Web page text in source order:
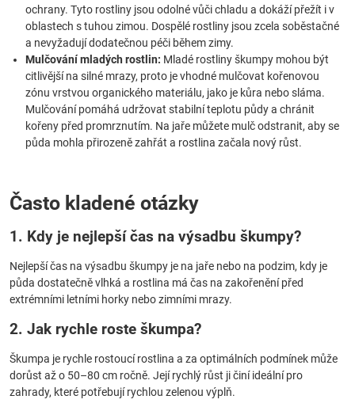
ochrany. Tyto rostliny jsou odolné vůči chladu a dokáží přežít i v
oblastech s tuhou zimou. Dospělé rostliny jsou zcela soběstačné
a nevyžadují dodatečnou péči během zimy.
Mulčování mladých rostlin: Mladé rostliny škumpy mohou být
citlivější na silné mrazy, proto je vhodné mulčovat kořenovou
zónu vrstvou organického materiálu, jako je kůra nebo sláma.
Mulčování pomáhá udržovat stabilní teplotu půdy a chránit
kořeny před promrznutím. Na jaře můžete mulč odstranit, aby se
půda mohla přirozeně zahřát a rostlina začala nový růst.
Často kladené otázky
1. Kdy je nejlepší čas na výsadbu škumpy?
Nejlepší čas na výsadbu škumpy je na jaře nebo na podzim, kdy je
půda dostatečně vlhká a rostlina má čas na zakořenění před
extrémními letními horky nebo zimními mrazy.
2. Jak rychle roste škumpa?
Škumpa je rychle rostoucí rostlina a za optimálních podmínek může
dorůst až o 50–80 cm ročně. Její rychlý růst ji činí ideální pro
zahrady, které potřebují rychlou zelenou výplň.